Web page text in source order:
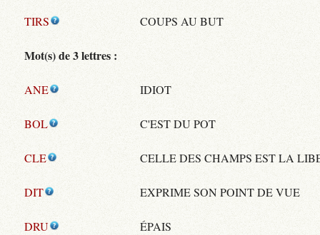
TIRS COUPS AU BUT
Mot(s) de 3 lettres :
ANE IDIOT
BOL C'EST DU POT
CLE CELLE DES CHAMPS EST LA
DIT EXPRIME SON POINT DE VUE
DRU ÉPAIS